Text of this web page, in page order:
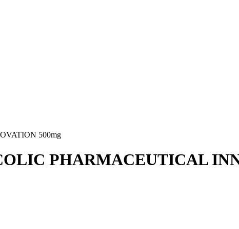
500mg
PHARMACEUTICAL